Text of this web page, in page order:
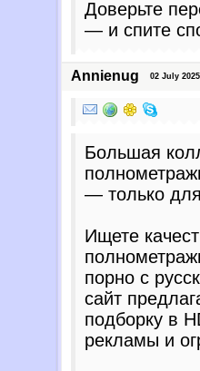
Доверьте
— и спите
Annienug 02 July
Большая
— только
Ищете
порно с
сайт
подборку в
рекламы и